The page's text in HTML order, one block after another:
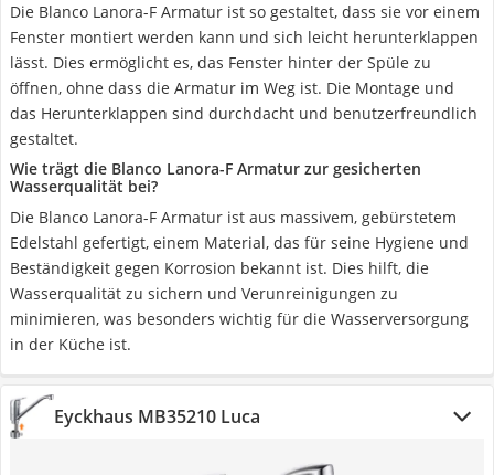
Die Blanco Lanora-F Armatur ist so gestaltet, dass sie vor einem
Fenster montiert werden kann und sich leicht herunterklappen
lässt. Dies ermöglicht es, das Fenster hinter der Spüle zu
öffnen, ohne dass die Armatur im Weg ist. Die Montage und
das Herunterklappen sind durchdacht und benutzerfreundlich
gestaltet.
Wie trägt die Blanco Lanora-F Armatur zur gesicherten
Wasserqualität bei?
Die Blanco Lanora-F Armatur ist aus massivem, gebürstetem
Edelstahl gefertigt, einem Material, das für seine Hygiene und
Beständigkeit gegen Korrosion bekannt ist. Dies hilft, die
Wasserqualität zu sichern und Verunreinigungen zu
minimieren, was besonders wichtig für die Wasserversorgung
in der Küche ist.
Eyckhaus MB35210 Luca